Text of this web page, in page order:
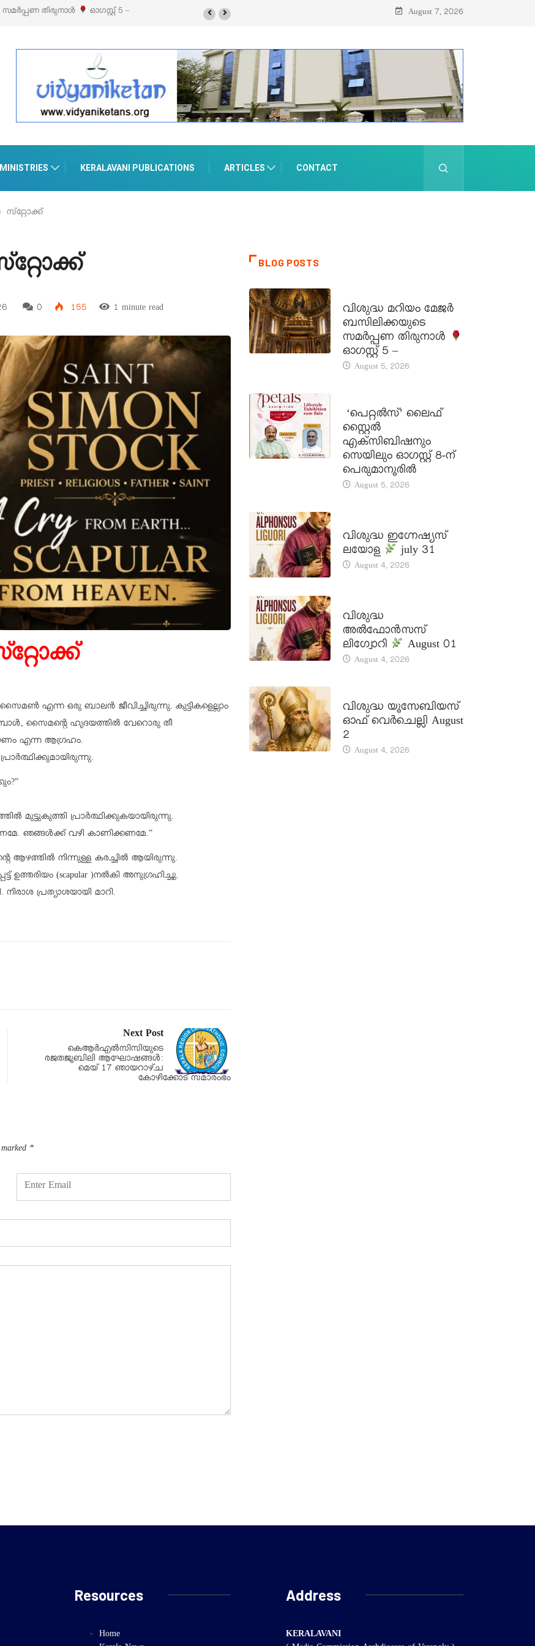
‘പെറ്റൽസ്’ ലൈഫ് സ്റ്റൈൽ എക്സിബിഷനും സെയിലും ഓഗസ്റ്റ് 8-ന്
August 7, 2026
MINISTRIES KERALAVANI PUBLICATIONS ARTICLES CONTACT
0 155 1 minute read
എന്ന ഒരു ബാലൻ ജീവിച്ചിരുന്നു. കുട്ടികളെല്ലാം
സൈമന്റെ ഹൃദയത്തിൽ വേറൊരു തീ
എന്ന ആഗ്രഹം.
മുട്ടുകുത്തി പ്രാർത്ഥിക്കുകയായിരുന്നു.
ഞങ്ങൾക്ക് വഴി കാണിക്കണമേ.”
ആഴത്തിൽ നിന്നുള്ള കരച്ചിൽ ആയിരുന്നു.
ഉത്തരിയം (scapular )നൽകി അനുഗ്രഹിച്ചു.
പ്രത്യാശയായി മാറി.
Next Post
കെആര്‍എല്‍സിസിയുടെ
രജതജൂബിലി ആഘോഷങ്ങള്‍:
മെയ് 17 ഞായറാഴ്ച
കോഴിക്കോട് സമാരംഭം
*
BLOG POSTS
വിശുദ്ധ മറിയം മേജർ
ബസിലിക്കയുടെ
സമർപ്പണ തിരുനാൾ
ഓഗസ്റ്റ് 5 –
August 5, 2026
‘പെറ്റൽസ്’ ലൈഫ്
സ്റ്റൈൽ
എക്സിബിഷനും
സെയിലും ഓഗസ്റ്റ് 8-ന്
പെരുമാനൂരിൽ
August 5, 2026
വിശുദ്ധ ഇഗ്നേഷ്യസ്
ലയോള
july 31
August 4, 2026
വിശുദ്ധ
അൽഫോൻസസ്
ലിഗ്വോറി
August 01
August 4, 2026
വിശുദ്ധ യൂസേബിയസ്
ഓഫ് വെർചെല്ലി August
2
August 4, 2026
Resources
Home
Address
KERALAVANI